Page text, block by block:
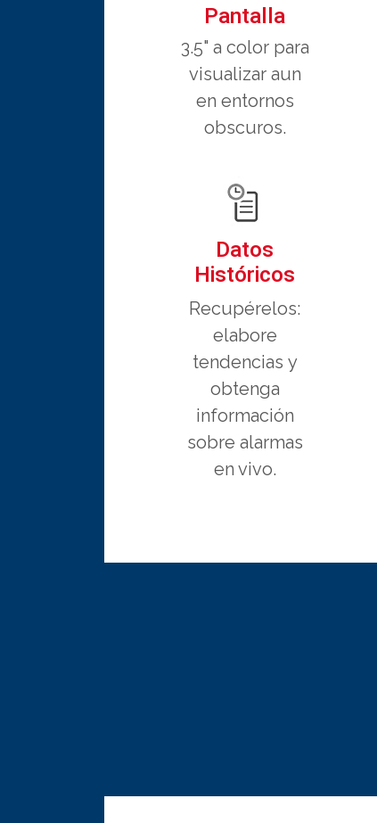
Pantalla
3.5" a color para
visualizar aun
en entornos
obscuros.
Datos
Históricos
Recupérelos:
elabore
tendencias y
obtenga
información
sobre alarmas
en vivo.